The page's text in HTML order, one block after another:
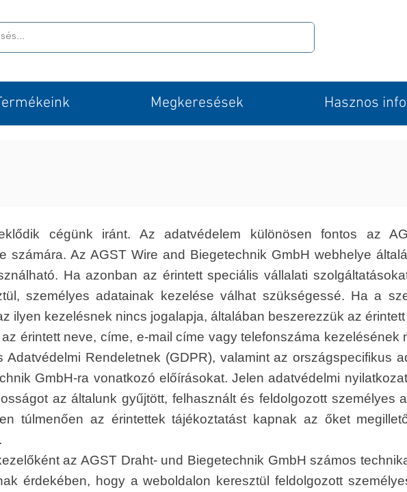
Megkeresések Hasznos
cégünk iránt. Az adatvédelem különösen fontos az
számára. Az AGST Wire and Biegetechnik GmbH webhelye
Ha azonban az érintett speciális vállalati
személyes adatainak kezelése válhat szükségessé. Ha a
ilyen kezelésnek nincs jogalapja, általában beszerezzük az
érintett neve, címe, e-mail címe vagy telefonszáma kezelésének
Adatvédelmi Rendeletnek (GDPR), valamint az országspecifikus
GmbH-ra vonatkozó előírásokat. Jelen adatvédelmi
az általunk gyűjtött, felhasznált és feldolgozott személyes
túlmenően az érintettek tájékoztatást kapnak az őket
az AGST Draht- und Biegetechnik GmbH számos
érdekében, hogy a weboldalon keresztül feldolgozott